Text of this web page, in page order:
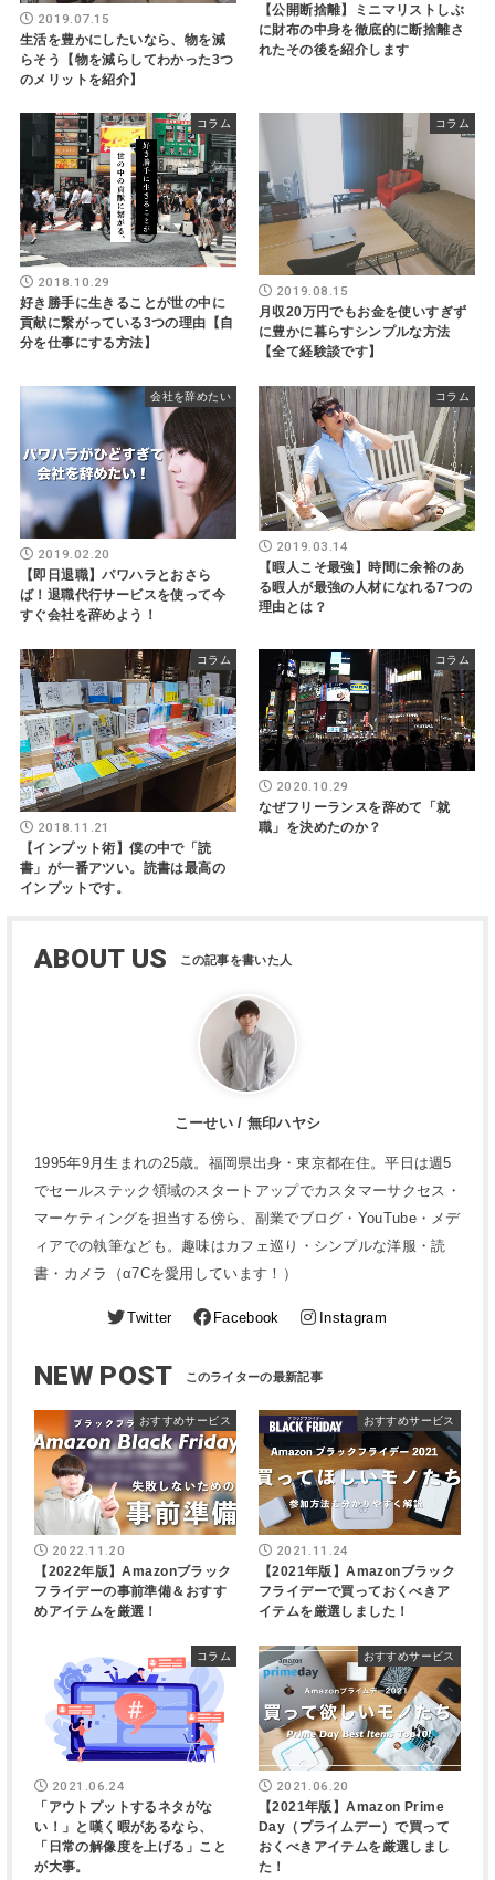
2019.07.15
生活を豊かにしたいなら、物を減
らそう【物を減らしてわかった3つ
のメリットを紹介】
【公開断捨離】ミニマリストしぶ
に財布の中身を徹底的に断捨離さ
れたその後を紹介します
コラム
2018.10.29
好き勝手に生きることが世の中に
貢献に繋がっている3つの理由【自
分を仕事にする方法】
コラム
2019.08.15
月収20万円でもお金を使いすぎず
に豊かに暮らすシンプルな方法
【全て経験談です】
会社を辞めたい
2019.02.20
【即日退職】パワハラとおさら
ば！退職代行サービスを使って今
すぐ会社を辞めよう！
コラム
2019.03.14
【暇人こそ最強】時間に余裕のあ
る暇人が最強の人材になれる7つの
理由とは？
コラム
2018.11.21
【インプット術】僕の中で「読
書」が一番アツい。読書は最高の
インプットです。
コラム
2020.10.29
なぜフリーランスを辞めて「就
職」を決めたのか？
ABOUT US
こーせい / 無印ハヤシ
1995年9月生まれの25歳。福岡県出身・東京都在住。平日は週5
でセールステック領域のスタートアップでカスタマーサクセス・
マーケティングを担当する傍ら、副業でブログ・YouTube・メデ
ィアでの執筆なども。趣味はカフェ巡り・シンプルな洋服・読
書・カメラ（α7Cを愛用しています！）
Twitter Facebook Instagram
NEW POST
おすすめサービス
2022.11.20
【2022年版】Amazonブラック
フライデーの事前準備＆おすす
めアイテムを厳選！
おすすめサービス
2021.11.24
【2021年版】Amazonブラック
フライデーで買っておくべきア
イテムを厳選しました！
コラム
2021.06.24
「アウトプットするネタがな
い！」と嘆く暇があるなら、
「日常の解像度を上げる」こと
が大事。
おすすめサービス
2021.06.20
【2021年版】Amazon Prime
Day（プライムデー）で買って
おくべきアイテムを厳選しまし
た！